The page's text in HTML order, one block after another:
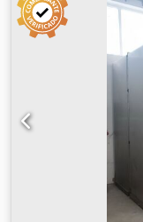
E120V Secador por
de aire comprimido
técnicos del
Año de fabricación:
máxima: 9 bar
/ 50 Hz Horas de
Secador: MARK
Incluido en el
ATMOS ALBERT
conectar y poner
número de horas